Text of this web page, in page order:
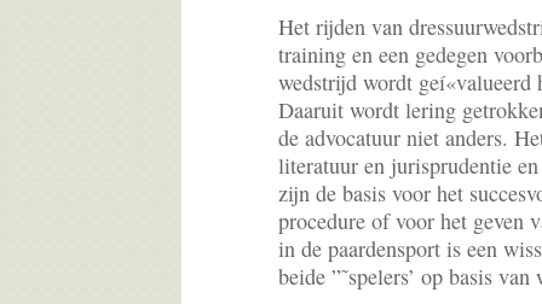
Het rijden van
training en een gedegen
wedstrijd wordt geí«valueerd
Daaruit wordt lering
de advocatuur niet anders.
literatuur en jurisprudentie
zijn de basis voor het
procedure of voor het geven
in de paardensport is een
beide ”˜spelers’ op basis van